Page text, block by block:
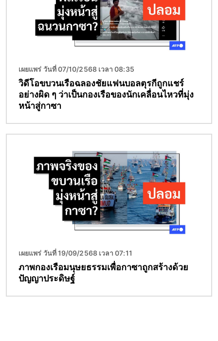
เผยแพร่ วันที่ 07/10/2568 เวลา 08:35
วิดีโอขบวนเรือฉลองชัยแฟนบอลตุรกีถูกแชร์
อย่างผิด ๆ ว่าเป็นกองเรือของนักเคลื่อนไหวที่มุ่ง
หน้าสู่กาซา
เผยแพร่ วันที่ 19/09/2568 เวลา 07:11
ภาพกองเรือมนุษยธรรมเพื่อกาซาถูกสร้างด้วย
ปัญญาประดิษฐ์